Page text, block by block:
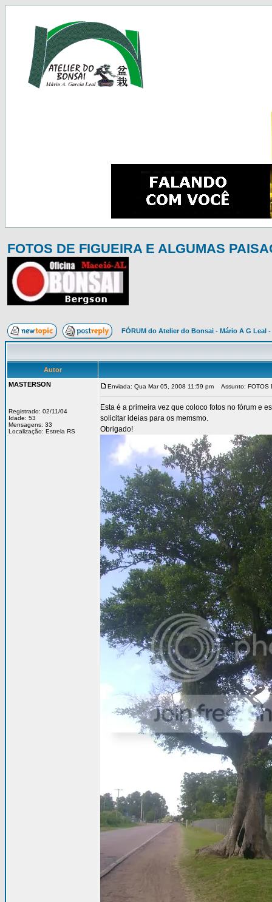
FOTOS DE FIGUEIRA E ALGUMAS
FÓRUM do Atelier do Bonsai - Mário A G Leal
Autor
MASTERSON
Registrado: 02/11/04
Idade: 53
Mensagens: 33
Localização: Estrela RS
Enviada: Qua Mar 05, 2008 11:59 pm Assunto: FOTOS
Esta é a primeira vez que coloco fotos no fórum e
solicitar ideias para os memsmo.
Obrigado!